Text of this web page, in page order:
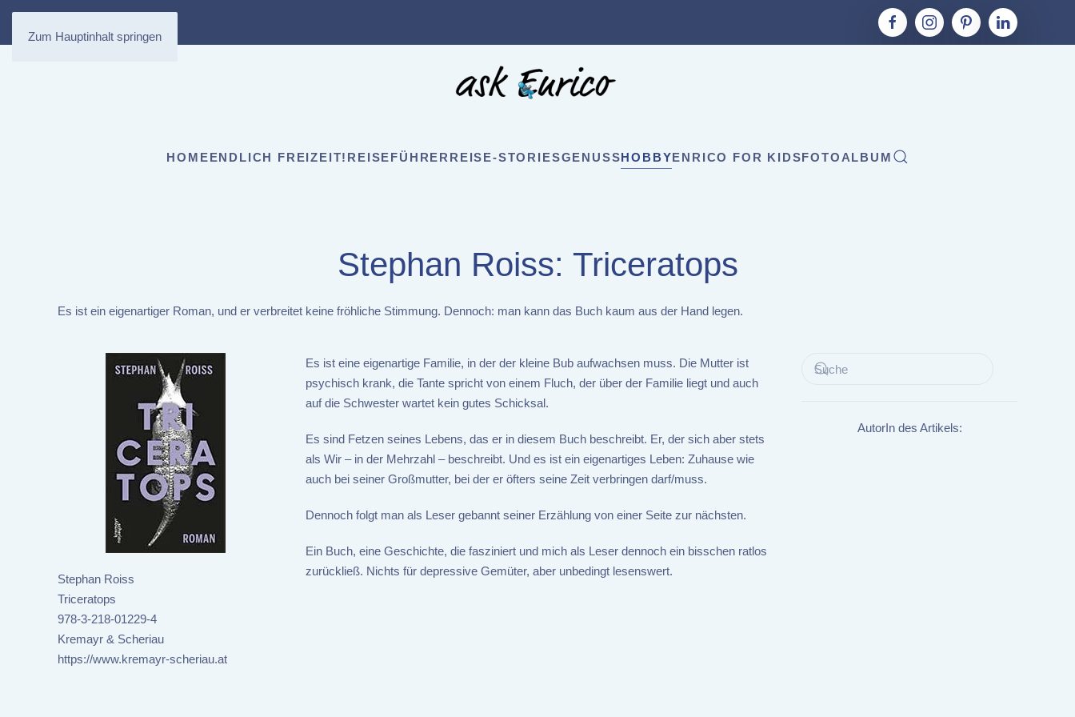
Zum Hauptinhalt springen
HOMEENDLICH FREIZEIT! REISEFÜHRER REISE-STORIESGENUSSHOBBYENRICO FOR KIDSFOTOALBUM
Stephan Roiss: Triceratops
Es ist ein eigenartiger Roman, und er verbreitet keine fröhliche Stimmung. Dennoch: man kann das Buch kaum aus der Hand legen.
Stephan Roiss
Triceratops
978-3-218-01229-4
Kremayr & Scheriau
https://www.kremayr-scheriau.at
Es ist eine eigenartige Familie, in der der kleine Bub aufwachsen muss. Die Mutter ist
psychisch krank, die Tante spricht von einem Fluch, der über der Familie liegt und auch
auf die Schwester wartet kein gutes Schicksal.
Es sind Fetzen seines Lebens, das er in diesem Buch beschreibt. Er, der sich aber stets
als Wir – in der Mehrzahl – beschreibt. Und es ist ein eigenartiges Leben: Zuhause wie
auch bei seiner Großmutter, bei der er öfters seine Zeit verbringen darf/muss.
Dennoch folgt man als Leser gebannt seiner Erzählung von einer Seite zur nächsten.
Ein Buch, eine Geschichte, die fasziniert und mich als Leser dennoch ein bisschen ratlos
zurückließ. Nichts für depressive Gemüter, aber unbedingt lesenswert.
AutorIn des Artikels: